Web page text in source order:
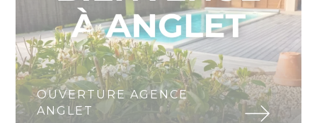
OUVERTURE AGENCE
ANGLET